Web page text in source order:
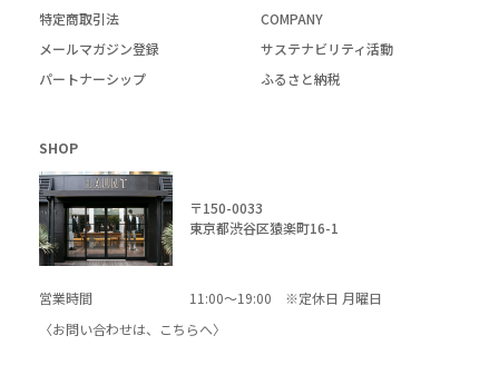
特定商取引法
COMPANY
メールマガジン登録
サステナビリティ活動
パートナーシップ
ふるさと納税
SHOP
〒150-0033
東京都渋谷区猿楽町16-1
営業時間
11:00～19:00 ※定休日 月曜日
〈お問い合わせは、
こちらへ〉